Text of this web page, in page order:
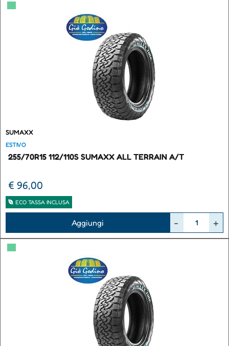
▀
SUMAXX
ESTIVO
255/70R15 112/110S SUMAXX ALL TERRAIN A/T
€ 96,00
ECO TASSA INCLUSA
Aggiungi
▀